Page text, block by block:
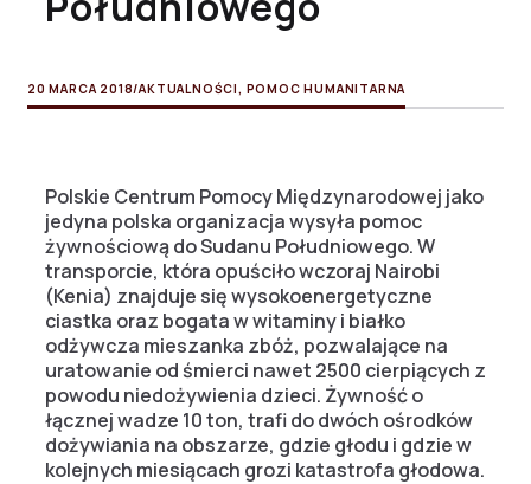
20 MARCA 2018/AKTUALNOŚCI , POMOC HUMANITARNA
Polskie Centrum Pomocy Międzynarodowej jako
jedyna polska organizacja wysyła pomoc
żywnościową do Sudanu Południowego. W
transporcie, która opuściło wczoraj Nairobi
(Kenia) znajduje się wysokoenergetyczne
ciastka oraz bogata w witaminy i białko
odżywcza mieszanka zbóż, pozwalające na
uratowanie od śmierci nawet 2500 cierpiących z
powodu niedożywienia dzieci. Żywność o
łącznej wadze 10 ton, trafi do dwóch ośrodków
dożywiania na obszarze, gdzie głodu i gdzie w
kolejnych miesiącach grozi katastrofa głodowa.